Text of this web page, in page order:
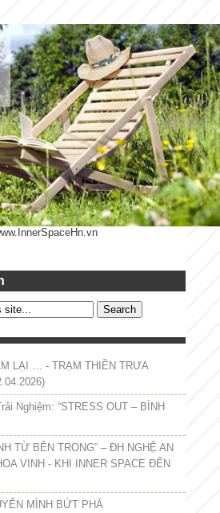
LẠI … - TRẠM THIỀN TRƯA
Nghiệm: “STRESS OUT – BÌNH
TỪ BÊN TRONG” – ĐH NGHỆ AN
VINH - KHI INNER SPACE ĐẾN
MÌNH BỨT PHÁ